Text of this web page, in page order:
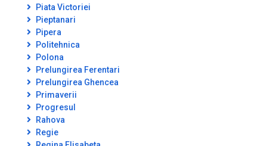
Piata Victoriei
Pieptanari
Pipera
Politehnica
Polona
Prelungirea Ferentari
Prelungirea Ghencea
Primaverii
Progresul
Rahova
Regie